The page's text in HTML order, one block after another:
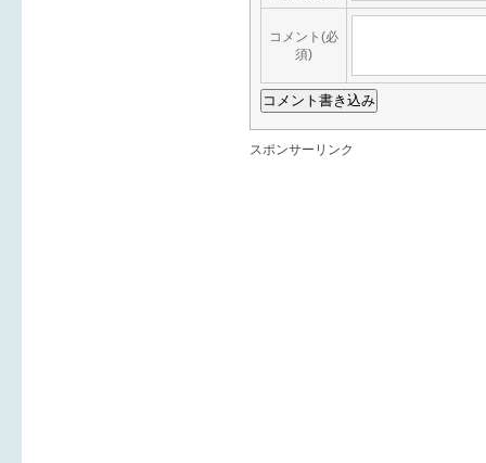
コメント(必
須)
スポンサーリンク